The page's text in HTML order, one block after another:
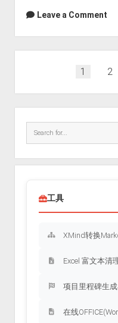
置
网
Leave a Comment
1 2
工具
XMind转换
Excel 富文本清
项目里程碑生
在线